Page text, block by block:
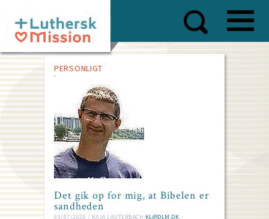
main
content
PERSONLIGT
Det gik op for mig, at Bibelen er
sandheden
03/07/2020 / KAJA LAUTERBACH KL@DLM.DK